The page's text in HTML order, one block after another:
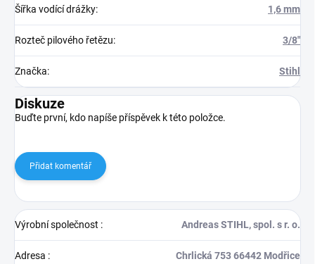
Šířka vodící drážky: 1,6 mm
Rozteč pilového řetězu: 3/8"
Značka: Stihl
Diskuze
Buďte první, kdo napíše příspěvek k této položce.
Přidat komentář
Výrobní společnost : Andreas STIHL, spol. s r. o.
Adresa : Chrlická 753 66442 Modřice